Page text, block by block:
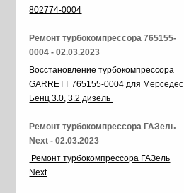
802774-0004
Ремонт турбокомпрессора 765155-
0004 - 02.03.2023
Восстановление турбокомпрессора
GARRETT 765155-0004 для Мерседес
Бенц 3.0, 3.2 дизель
Ремонт турбокомпрессора ГАЗель
Next - 02.03.2023
Ремонт турбокомпрессора ГАЗель
Next